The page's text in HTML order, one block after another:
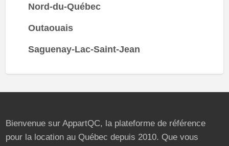
Nord-du-Québec
Outaouais
Saguenay-Lac-Saint-Jean
Bienvenue sur AppartQC, la plateforme de référence
pour la location au Québec depuis 2010. Que vous